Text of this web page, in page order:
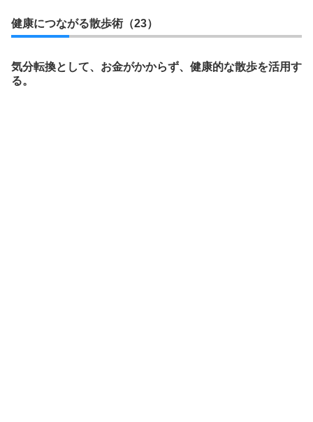
健康につながる散歩術（23）
気分転換として、お金がかからず、健康的な散歩を活用す
る。